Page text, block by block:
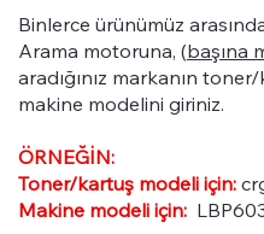
Binlerce ürünümüz
Arama motoruna, (başına
aradığınız markanın
makine modelini giriniz.
ÖRNEĞİN:
Toner/kartuş modeli için:
Makine modeli için: